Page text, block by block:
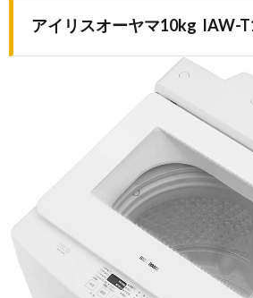
アイリスオーヤマ10kg IAW-